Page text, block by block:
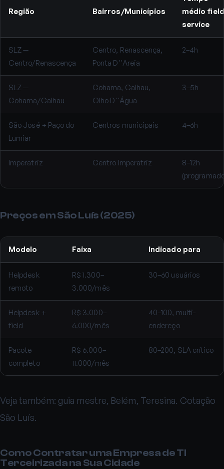
Região Bairros/Municípios
médio field
service
SLZ —
Centro/Renascença
Centro, Renascença,
Ponta D''Areia
2–4h
SLZ —
Cohama/Calhau
Cohama, Calhau,
Olho D''Água
3–5h
São José + Paço do
Lumiar
Centros municipais 4–6h
Imperatriz Centro Imperatriz
8–12h
Preços em São Luís (2025)
Modelo Faixa Indicado para
Helpdesk
remoto
R$ 1.300–
3.000/mês
30–60 usuários
Helpdesk +
field
R$ 3.000–
6.000/mês
40–100, multi-
endereço
Pacote
completo
R$ 6.000–
11.000/mês
80–200, SLA crítico
Veja também: guia mestre, Belém, Teresina. Cotação
São Luís.
Como Contratar uma Empresa de TI
Terceirizada na Sua Cidade